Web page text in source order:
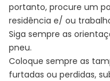
portanto, procure um
residência e/ ou
Siga sempre as
pneu.
Coloque sempre as
furtadas ou perdidas,